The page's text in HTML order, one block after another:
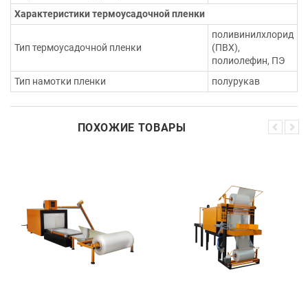
Характеристики термоусадочной пленки
Тип термоусадочной пленки
поливинилхлорид
(ПВХ),
полиолефин, ПЭ
Тип намотки пленки
полурукав
ПОХОЖИЕ ТОВАРЫ